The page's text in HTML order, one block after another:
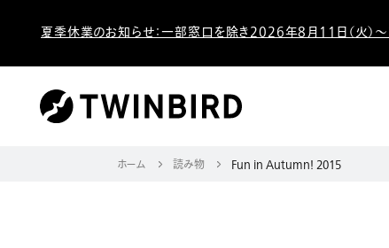
夏季休業のお知らせ：一部窓口を除き2026年8月11日（火）
ホーム 読み物 Fun in Autumn! 2015